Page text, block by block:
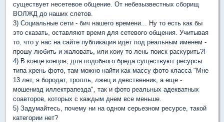
существует несетевое общение. От небезызвестных сборищ
ВОЛЖД до наших слетов.
3) Социальные сети - бич нашего времени... Ну то есть как бы
это сказать, оставляют время для сетевого общения. Учитывая
то, что у нас на сайте публикация идет под реальным именем -
прошу любить и жаловать, или коиу то лень поиск раскурить?!
4) В конце концов, для подобного бреда существуют ресурсы
типа хрень-фото, там можно найти как массу фото класса "Мне
13 лет, я бородат, тролль, лжец и девственник, а еще -
мошенизд иллектрапезда", так и фото реальных адекватных
соавторов, которых с каждым днем все меньше.
5) Задумайтесь, почему ни на одном серьезном ресурсе, такой
категории нет?